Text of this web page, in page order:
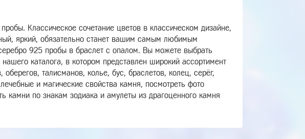
Классическое сочетание цветов в классическом дизайне,
яркий, обязательно станет вашим самым любимым
925 пробы в браслет с опалом. Вы можете выбрать
каталога, в котором представлен широкий ассортимент
талисманов, колье, бус, браслетов, колец, серёг,
и магические свойства камня, посмотреть фото
камни по знакам зодиака и амулеты из драгоценного камня